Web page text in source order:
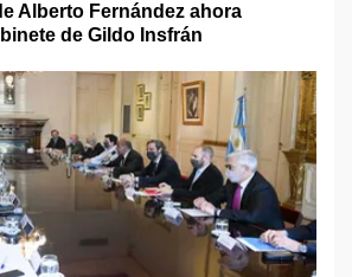
Alberto Fernández ahora
de Gildo Insfrán